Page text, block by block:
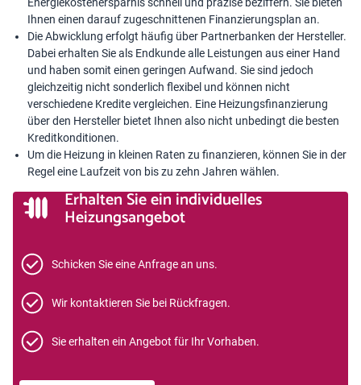
Ihnen einen darauf zugeschnittenen Finanzierungsplan an.
Die Abwicklung erfolgt häufig über Partnerbanken der Hersteller.
Dabei erhalten Sie als Endkunde alle Leistungen aus einer Hand
und haben somit einen geringen Aufwand. Sie sind jedoch
gleichzeitig nicht sonderlich flexibel und können nicht
verschiedene Kredite vergleichen. Eine Heizungsfinanzierung
über den Hersteller bietet Ihnen also nicht unbedingt die besten
Kreditkonditionen.
Um die Heizung in kleinen Raten zu finanzieren, können Sie in der
Regel eine Laufzeit von bis zu zehn Jahren wählen.
Erhalten Sie ein individuelles
Heizungsangebot
Schicken Sie eine Anfrage an uns.
Wir kontaktieren Sie bei Rückfragen.
Sie erhalten ein Angebot für Ihr Vorhaben.